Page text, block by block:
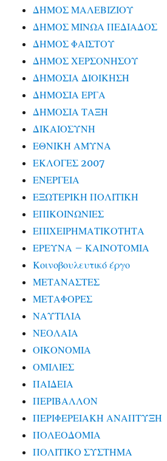
ΔΗΜΟΣ ΜΑΛΕΒΙΖΙΟΥ
ΔΗΜΟΣ ΜΙΝΩΑ ΠΕΔΙΑΔΟΣ
ΔΗΜΟΣ ΦΑΙΣΤΟΥ
ΔΗΜΟΣ ΧΕΡΣΟΝΗΣΟΥ
ΔΗΜΟΣΙΑ ΔΙΟΙΚΗΣΗ
ΔΗΜΟΣΙΑ ΕΡΓΑ
ΔΗΜΟΣΙΑ ΤΑΞΗ
ΔΙΚΑΙΟΣΥΝΗ
ΕΘΝΙΚΗ ΑΜΥΝΑ
ΕΚΛΟΓΕΣ 2007
ΕΝΕΡΓΕΙΑ
ΕΞΩΤΕΡΙΚΗ ΠΟΛΙΤΙΚΗ
ΕΠΙΚΟΙΝΩΝΙΕΣ
ΕΠΙΧΕΙΡΗΜΑΤΙΚΟΤΗΤΑ
ΕΡΕΥΝΑ – ΚΑΙΝΟΤΟΜΙΑ
Κοινοβουλευτικό έργο
ΜΕΤΑΝΑΣΤΕΣ
ΜΕΤΑΦΟΡΕΣ
ΝΑΥΤΙΛΙΑ
ΝΕΟΛΑΙΑ
ΟΙΚΟΝΟΜΙΑ
ΟΜΙΛΙΕΣ
ΠΑΙΔΕΙΑ
ΠΕΡΙΒΑΛΛΟΝ
ΠΕΡΙΦΕΡΕΙΑΚΗ ΑΝΑΠΤΥΞΗ
ΠΟΛΕΟΔΟΜΙΑ
ΠΟΛΙΤΙΚΟ ΣΥΣΤΗΜΑ